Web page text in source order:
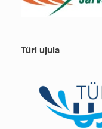
Türi ujula